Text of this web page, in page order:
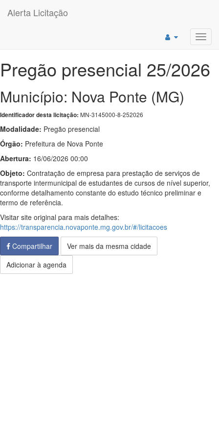
Alerta Licitação
Pregão presencial 25/2026
Município: Nova Ponte (MG)
Identificador desta licitação: MN-3145000-8-252026
Modalidade: Pregão presencial
Órgão: Prefeitura de Nova Ponte
Abertura: 16/06/2026 00:00
Objeto: Contratação de empresa para prestação de serviços de
transporte intermunicipal de estudantes de cursos de nível superior,
conforme detalhamento constante do estudo técnico preliminar e
termo de referência.
Visitar site original para mais detalhes:
https://transparencia.novaponte.mg.gov.br/#/licitacoes
Compartilhar
Ver mais da mesma cidade
Adicionar à agenda